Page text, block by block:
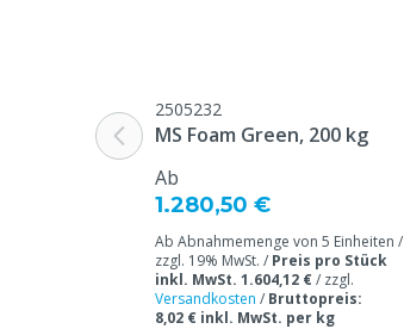
2505232
MS Foam Green, 200 kg
Ab
1.280,50 €
Ab Abnahmemenge von 5 Einheiten /
zzgl. 19% MwSt. / Preis pro Stück
inkl. MwSt. 1.604,12 €/ zzgl.
Versandkosten / Bruttopreis:
8,02 € inkl. MwSt. per kg